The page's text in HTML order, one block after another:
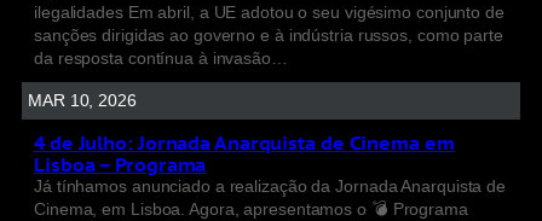
ilegalidades Em abril, a UE adotou o seu vigésimo conjunto de
sanções dirigidas ao governo e à indústria russos, como parte
da resposta contínua à invasão…
MAR 10, 2026
4 de Julho: Jornada Anarquista de Cinema em
Lisboa – Programa
Já tínhamos anunciado a realização da Jornada Anarquista de
Cinema, em Lisboa. Agora, apresentamos o 💣 Programa